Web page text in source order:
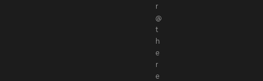
r
@
t
h
e
r
e